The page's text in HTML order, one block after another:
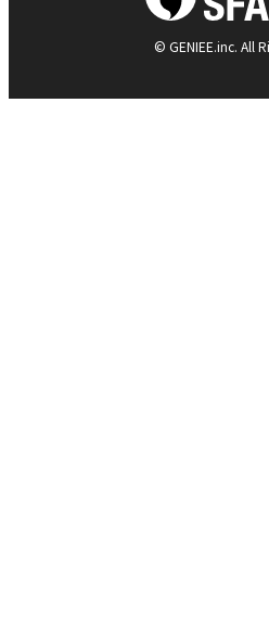
© GENIEE.inc. All